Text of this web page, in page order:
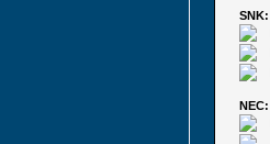
SNK:
NEC: